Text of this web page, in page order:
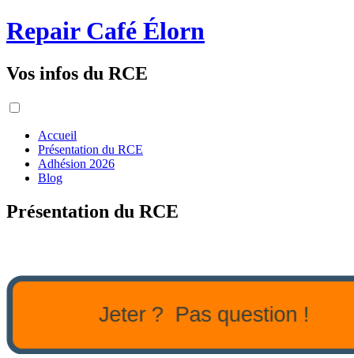
Repair Café Élorn
Vos infos du RCE
Accueil
Présentation du RCE
Adhésion 2026
Blog
Présentation du RCE